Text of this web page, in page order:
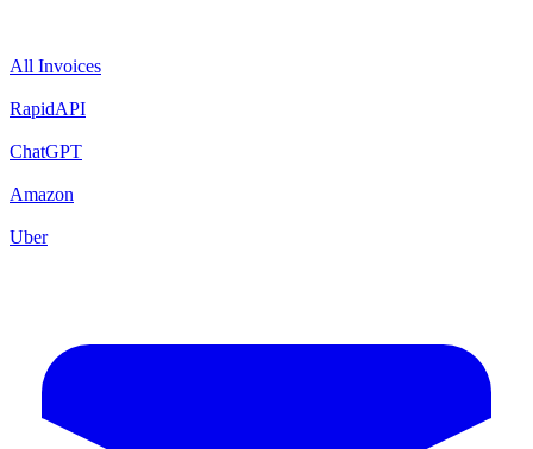
All Invoices
RapidAPI
ChatGPT
Amazon
Uber